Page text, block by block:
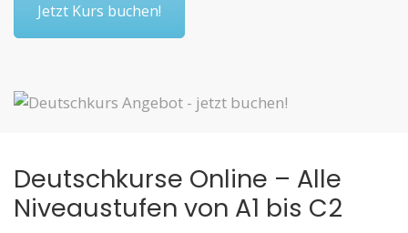
Jetzt Kurs buchen!
Deutschkurse Online – Alle
Niveaustufen von A1 bis C2